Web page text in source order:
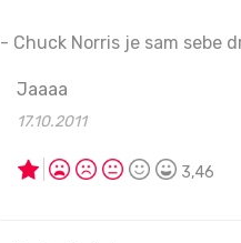
- Chuck Norris je sam sebe
Jaaaa
17.10.2011
3,46